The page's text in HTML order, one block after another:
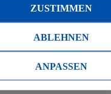
ABLEHNEN
ZUSTIMMEN
ANPASSEN